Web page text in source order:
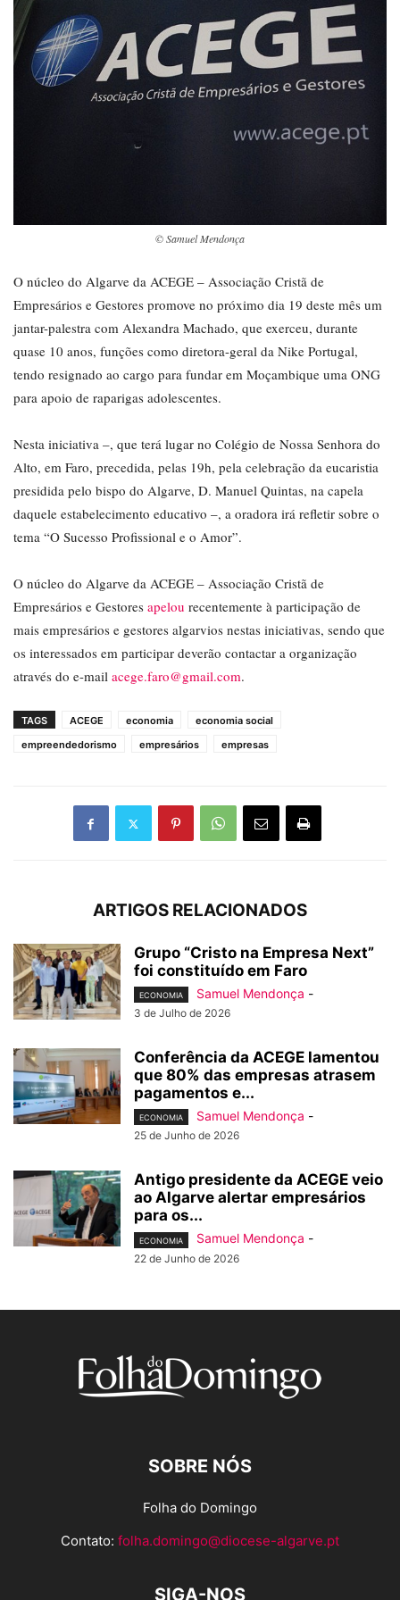
© Samuel Mendonça
O núcleo do Algarve da ACEGE – Associação Cristã de
Empresários e Gestores promove no próximo dia 19 deste mês um
jantar-palestra com Alexandra Machado, que exerceu, durante
quase 10 anos, funções como diretora-geral da Nike Portugal,
tendo resignado ao cargo para fundar em Moçambique uma ONG
para apoio de raparigas adolescentes.
Nesta iniciativa –, que terá lugar no Colégio de Nossa Senhora do
Alto, em Faro, precedida, pelas 19h, pela celebração da eucaristia
presidida pelo bispo do Algarve, D. Manuel Quintas, na capela
daquele estabelecimento educativo –, a oradora irá refletir sobre o
tema “O Sucesso Profissional e o Amor”.
O núcleo do Algarve da ACEGE – Associação Cristã de
Empresários e Gestores apelou recentemente à participação de
mais empresários e gestores algarvios nestas iniciativas, sendo que
os interessados em participar deverão contactar a organização
através do e-mail acege.faro@gmail.com.
TAGS ACEGE economia
economia social
empreendedorismo
empresários empresas
ARTIGOS RELACIONADOS
Grupo “Cristo na Empresa Next”
foi constituído em Faro
ECONOMIA Samuel Mendonça -
3 de Julho de 2026
Conferência da ACEGE lamentou
que 80% das empresas atrasem
pagamentos e...
ECONOMIA Samuel Mendonça -
25 de Junho de 2026
Antigo presidente da ACEGE veio
ao Algarve alertar empresários
para os...
ECONOMIA Samuel Mendonça -
22 de Junho de 2026
SOBRE NÓS
Folha do Domingo
Contato: folha.domingo@diocese-algarve.pt
SIGA-NOS